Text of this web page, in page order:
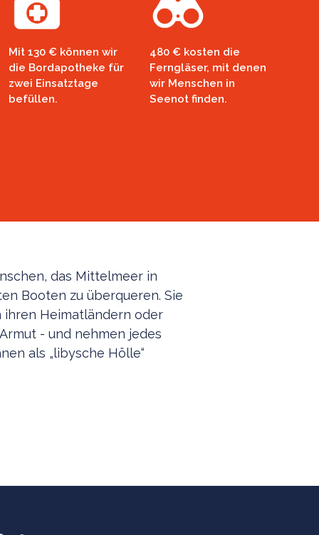
Mit 130 € können wir
die Bordapotheke für
zwei Einsatztage
befüllen.
480 € kosten die
Ferngläser, mit denen
wir Menschen in
Seenot finden.
das Mittelmeer in
Booten zu überqueren. Sie
Heimatländern oder
- und nehmen jedes
als „libysche Hölle“